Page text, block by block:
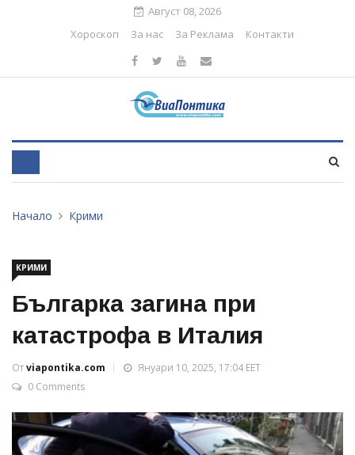
Август 08, 2026
Хороскоп
За нас За Реклама Контакти
Начало Крими
КРИМИ
Българка загина при
катастрофа в Италия
Отviapontika.com
Януари 10, 2025, 17:04 EET
0 Comments